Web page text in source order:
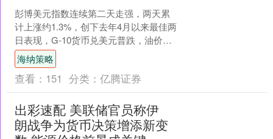
彭博美元指数连续第二天走强，两天累
计上涨约1.3%，创下去年4月以来最佳两
日表现，G-10货币兑美元普跌，油价继
续飙升，中东紧张局势几乎没有短期内
缓解的迹象。 ....
海纳策略
查看： 151 分类： 亿腾证券
出彩速配 美联储官员称伊
朗战争为货币决策增添新变